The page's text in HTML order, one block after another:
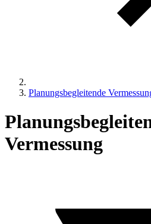
Planungsbegleitende
Vermessung